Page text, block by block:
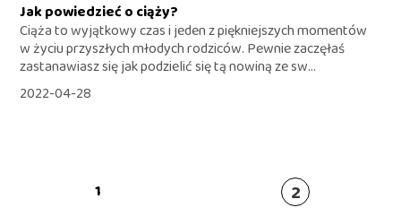
Jak powiedzieć o ciąży?
Ciąża to wyjątkowy czas i jeden z piękniejszych momentów
w życiu przyszłych młodych rodziców. Pewnie zaczęłaś
zastanawiasz się jak podzielić się tą nowiną ze sw...
2022-04-28
1 2